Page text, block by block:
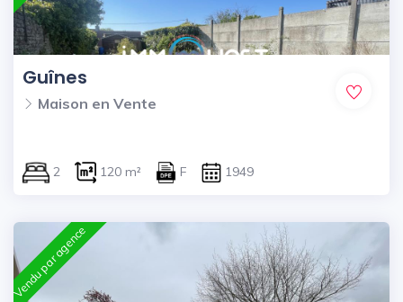
Guînes
Maison en Vente
2 120 m² F 1949
Vendu par agence